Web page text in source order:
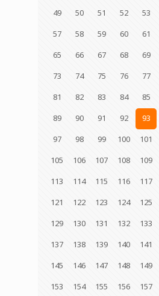
49
50 51 52 53
57
58 59 60 61
65
66 67 68 69
73
74 75 76 77
81
82 83 84 85
89
90 91 92 93
97
98 99 100 101
105
106 107 108 109
113
114 115 116 117
121
122 123 124 125
129
130 131 132 133
137
138 139 140 141
145
146 147 148 149
153
154 155 156 157